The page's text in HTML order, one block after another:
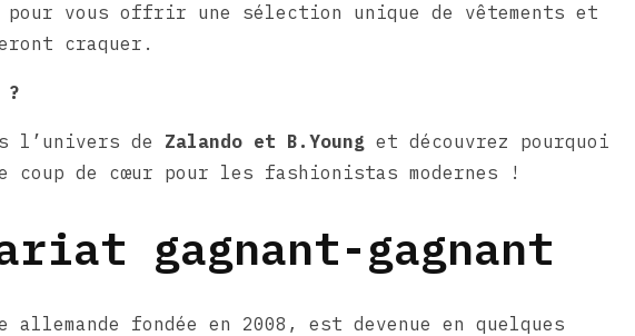
vous offrir une sélection unique de vêtements et
craquer.
?
l’univers de Zalando et B.Young et découvrez pourquoi
coup de cœur pour les fashionistas modernes !
gagnant-gagnant
fondée en 2008, est devenue en quelques